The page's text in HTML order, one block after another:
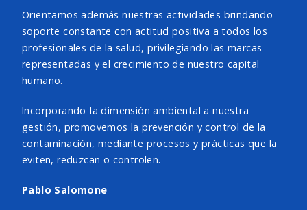
Orientamos además nuestras actividades brindando
soporte constante con actitud positiva a todos los
profesionales de la salud, privilegiando las marcas
representadas y el crecimiento de nuestro capital
humano.
lncorporando Ia dimensión ambiental a nuestra
gestión, promovemos la prevención y control de la
contaminación, mediante procesos y prácticas que la
eviten, reduzcan o controlen.
Pablo Salomone